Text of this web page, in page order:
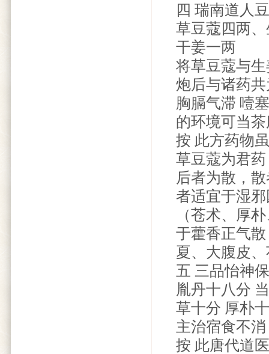
四 瑞南道人
草豆蔻四两
干姜一两
将草豆蔻与
炮后与诸药
胸膈气滞 噎
的环境可当
按 此方药物
草豆蔻为君
后者为散，
者适宜于湿
（苍术、厚
于藿香正气
夏、大腹皮
五 三品怡神
胤丹十八分
草十分 厚朴
主治宿食不
按 此唐代道